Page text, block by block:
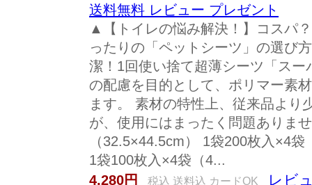
送料無料 レビュー プレゼント
▲【トイレの悩み解決！】コスパ
ったりの「ペットシーツ」の選び
潔！1回使い捨て超薄シーツ「ス
の配慮を目的として、ポリマー素
ます。 素材の特性上、従来品より
が、使用にはまったく問題ありま
（32.5×44.5cm） 1袋200枚入×4
1袋100枚入×4袋（4...
4,280円
税込 送料込 カードOK
レビ